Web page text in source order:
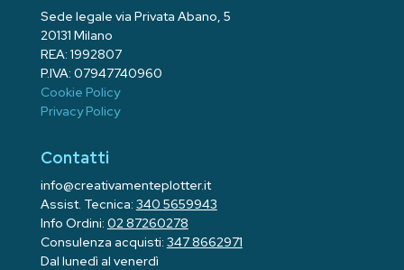
Sede legale via Privata Abano, 5
20131 Milano
REA: 1992807
P.IVA: 07947740960
Cookie Policy
Privacy Policy
Contatti
info@creativamenteplotter.it
Assist. Tecnica: 340 5659943
Info Ordini: 02 87260278
Consulenza acquisti: 347 8662971
Dal lunedì al venerdì